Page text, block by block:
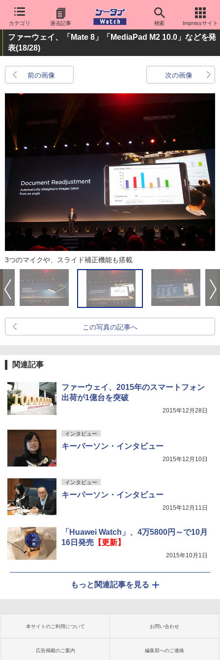
カテゴリ 過去記事 検索 Impressサイト
ファーウェイ、「Mate 8」「MediaPad M2 10.0」などを発
表(18/28)
前の画像 次の画像
3つのマイクや、スライド補正機能も搭載
この写真の記事へ
関連記事
ファーウェイ、2015年のスマートフォン
出荷が1億台を突破
2015年12月28日
インタビュー
キーパーソン・インタビュー
2015年12月10日
インタビュー
キーパーソン・インタビュー
2015年12月11日
「Huawei Watch」、4万5800円～で10月
16日発売【更新】
2015年10月1日
もっと関連記事を見る
本サイトのご利用について お問い合わせ
広告掲載のご案内 編集部へのご連絡